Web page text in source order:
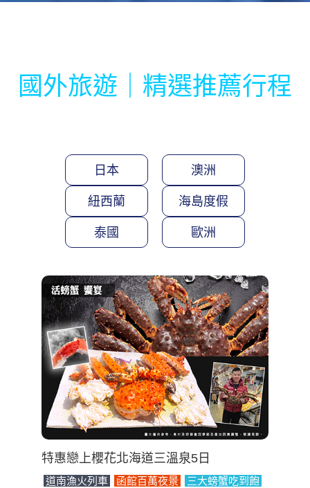
國外旅遊｜精選推薦行程
日本 澳洲
紐西蘭 海島度假
泰國 歐洲
特惠戀上櫻花北海道三溫泉5日
道南漁火列車 函館百萬夜景 三大螃蟹吃到飽